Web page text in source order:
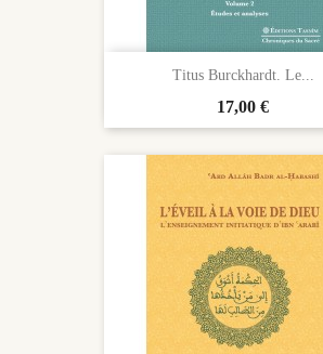
Titus Burckhardt. Le...
Prix
17,00 €